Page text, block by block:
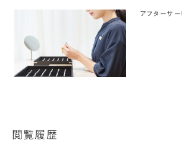
アフターサー
閲覧履歴